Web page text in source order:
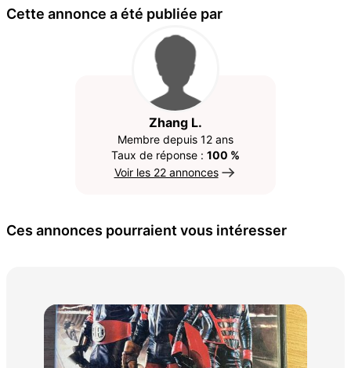
Cette annonce a été publiée par
Zhang L.
Membre depuis 12 ans
Taux de réponse : 100 %
Voir les 22 annonces
Ces annonces pourraient vous intéresser